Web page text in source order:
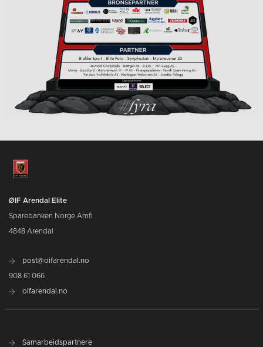
ØIF Arendal Elite
Sparebanken Norge Amfi
4848 Arendal
post@oifarendal.no
908 61 066
oifarendal.no
Samarbeidspartnere